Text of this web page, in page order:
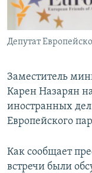
Русский
Все сайты
Депутат
Заместитель
Карен Назарян
иностранных
Европейского
Как сообщает
встречи были